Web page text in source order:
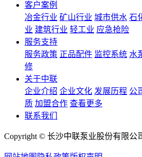
客户案例
冶金行业 矿山行业 城市供水 石
业 建筑行业 轻工业 应急抢险
服务支持
服务政策 正品配件 监控系统 水
修
关于中联
企业介绍 企业文化 发展历程 公
质 加盟合作 查看更多
联系我们
Copyright © 长沙中联泵业股份有限公